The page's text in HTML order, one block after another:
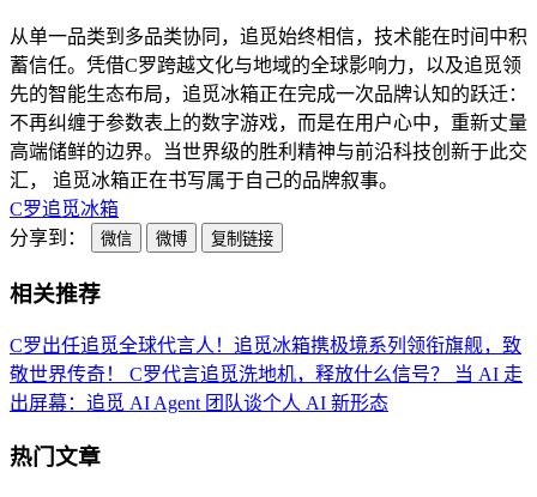
从单一品类到多品类协同，追觅始终相信，技术能在时间中积
蓄信任。凭借C罗跨越文化与地域的全球影响力，以及追觅领
先的智能生态布局，追觅冰箱正在完成一次品牌认知的跃迁：
不再纠缠于参数表上的数字游戏，而是在用户心中，重新丈量
高端储鲜的边界。当世界级的胜利精神与前沿科技创新于此交
汇， 追觅冰箱正在书写属于自己的品牌叙事。
C罗追觅冰箱
分享到：
微信 微博 复制链接
相关推荐
C罗出任追觅全球代言人！追觅冰箱携极境系列领衔旗舰，致
敬世界传奇！
C罗代言追觅洗地机，释放什么信号？
当 AI 走
出屏幕：追觅 AI Agent 团队谈个人 AI 新形态
热门文章